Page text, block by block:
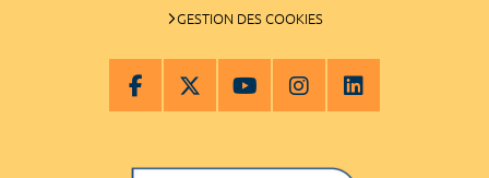
GESTION DES COOKIES